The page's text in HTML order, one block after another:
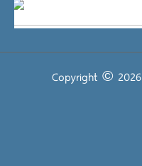
Copyright © 2026